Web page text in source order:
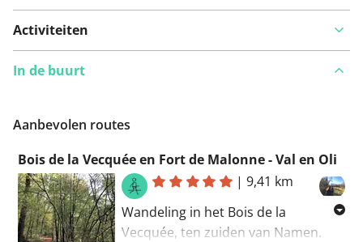
Activiteiten
In de buurt
Aanbevolen routes
Bois de la Vecquée en Fort de Malonne - Val en Oli
|9,41 km
Wandeling in het Bois de la
Vecquée, ten zuiden van Namen.